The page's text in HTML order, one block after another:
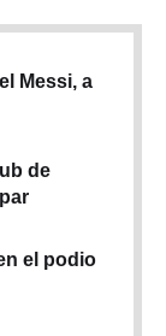
Messi, a
de
el podio